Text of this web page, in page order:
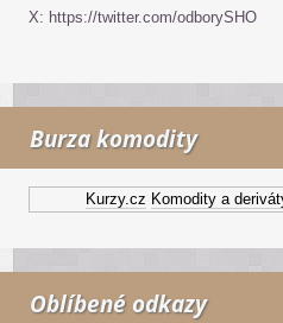
X: https://twitter.com/odborySHO
Burza komodity
Kurzy.cz Komodity a deriváty
Oblíbené odkazy